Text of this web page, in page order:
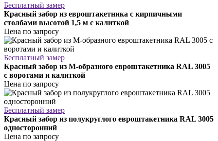
Бесплатный замер
Красный забор из евроштакетника с кирпичными
столбами высотой 1,5 м с калиткой
Цена по запросу
Бесплатный замер
Красный забор из М-образного евроштакетника RAL 3005
с воротами и калиткой
Цена по запросу
Бесплатный замер
Красный забор из полукруглого евроштакетника RAL 3005
односторонний
Цена по запросу